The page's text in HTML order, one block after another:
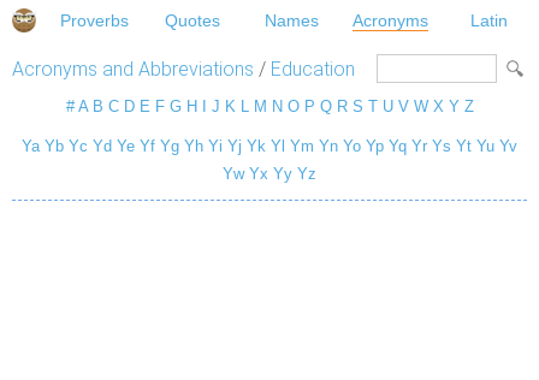
Proverbs Quotes Names Acronyms Latin
Acronyms and Abbreviations / Education
# A B C D E F G H J K L M N O P Q R S T U V W X Y Z
Ya Yb Yc Yd Ye Yf Yg Yh Yi Yj Yk Yl Ym Yn Yo Yp Yq Yr Ys Yt Yu Yv
Yw Yx Yy Yz